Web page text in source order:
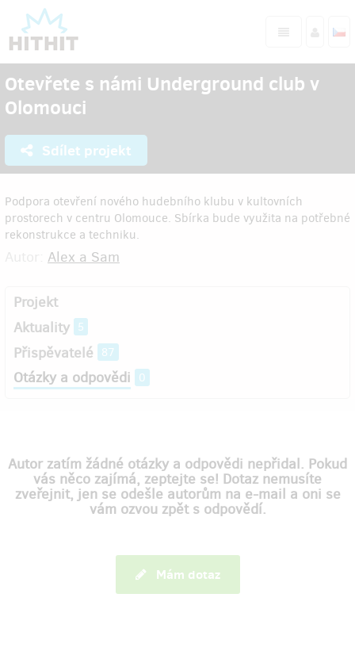
Otevřete s námi Underground club v
Olomouci
Sdílet projekt
Podpora otevření nového hudebního klubu v kultovních
prostorech v centru Olomouce. Sbírka bude využita na potřebné
rekonstrukce a techniku.
Alex a Sam
Projekt
Aktuality 5
Přispěvatelé 87
Otázky a odpovědi 0
Autor zatím žádné otázky a odpovědi nepřidal. Pokud
vás něco zajímá, zeptejte se! Dotaz nemusíte
zveřejnit, jen se odešle autorům na e-mail a oni se
vám ozvou zpět s odpovědí.
Mám dotaz